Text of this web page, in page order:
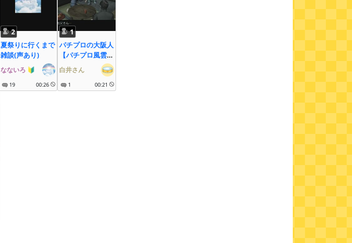
2
夏祭りに行くまで
雑談(声あり)
なないろ 🔰
19 00:26
1
パチプロの大阪人
【パチプロ風雲録
5】
白井さん
1
00:21